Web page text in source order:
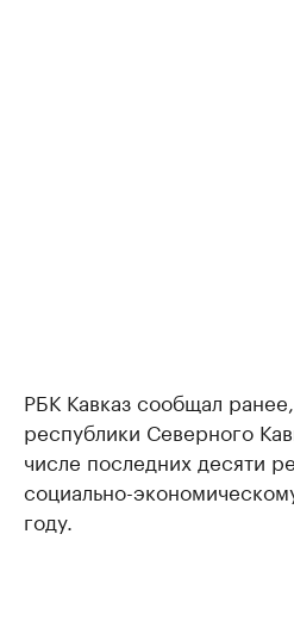
РБК Кавказ сообщал
республики Северного
числе последних десяти
социально-
году.